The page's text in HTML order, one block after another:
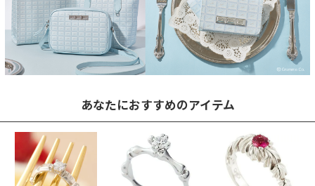
あなたにおすすめのアイテム